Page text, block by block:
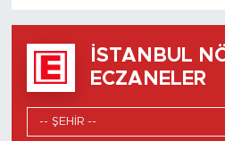
İSTANBUL
ECZANELER